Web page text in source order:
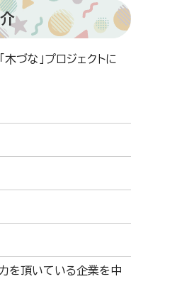
づな」プロジェクトに
を頂いている企業を中